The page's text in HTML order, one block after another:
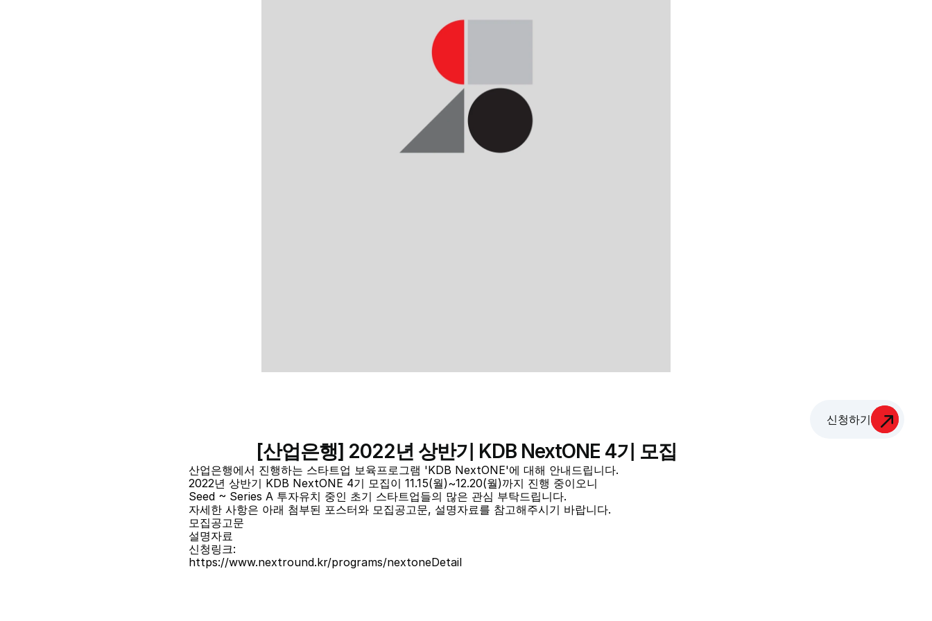
신청하기
[산업은행] 2022년 상반기 KDB NextONE 4기 모집
산업은행에서 진행하는 스타트업 보육프로그램 'KDB NextONE'에 대해 안내드립니다.
2022년 상반기 KDB NextONE 4기 모집이 11.15(월)~12.20(월)까지 진행 중이오니
Seed ~ Series A 투자유치 중인 초기 스타트업들의 많은 관심 부탁드립니다.
자세한 사항은 아래 첨부된 포스터와 모집공고문, 설명자료를 참고해주시기 바랍니다.
모집공고문
설명자료
신청링크:
https://www.nextround.kr/programs/nextoneDetail